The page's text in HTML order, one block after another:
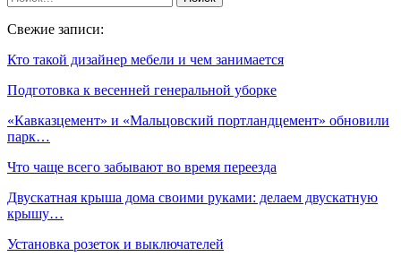
Свежие записи:
Кто такой дизайнер мебели и чем занимается
Подготовка к весенней генеральной уборке
«Кавказцемент» и «Мальцовский портландцемент» обновили
парк…
Что чаще всего забывают во время переезда
Двускатная крыша дома своими руками: делаем двускатную
крышу…
Установка розеток и выключателей